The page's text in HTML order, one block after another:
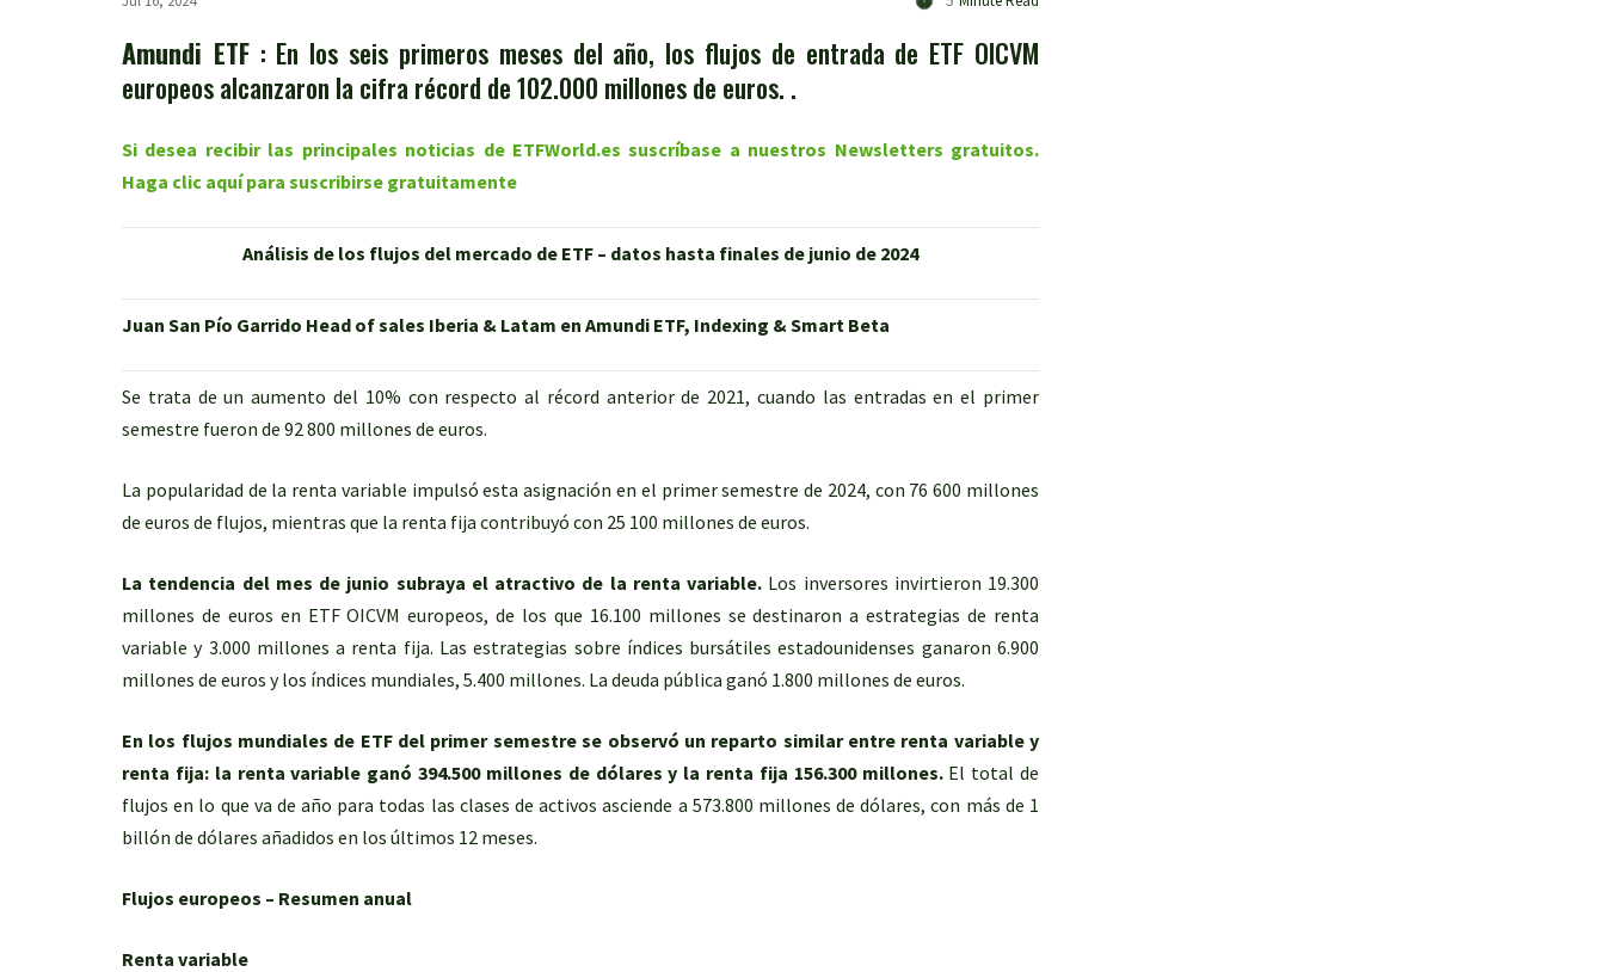
Amundi ETF: En los seis primeros meses del año, los flujos de entrada de ETF OICVM
europeos alcanzaron la cifra récord de 102.000 millones de euros. .
Si desea recibir las principales noticias de ETFWorld.es suscríbase a nuestros Newsletters gratuitos.
Haga clic aquí para suscribirse gratuitamente
Análisis de los flujos del mercado de ETF – datos hasta finales de junio de 2024
Juan San Pío Garrido Head of sales Iberia & Latam en Amundi ETF, Indexing & Smart Beta
Se trata de un aumento del 10% con respecto al récord anterior de 2021, cuando las entradas en el primer
semestre fueron de 92 800 millones de euros.
La popularidad de la renta variable impulsó esta asignación en el primer semestre de 2024, con 76 600 millones
de euros de flujos, mientras que la renta fija contribuyó con 25 100 millones de euros.
La tendencia del mes de junio subraya el atractivo de la renta variable. Los inversores invirtieron 19.300
millones de euros en ETF OICVM europeos, de los que 16.100 millones se destinaron a estrategias de renta
variable y 3.000 millones a renta fija. Las estrategias sobre índices bursátiles estadounidenses ganaron 6.900
millones de euros y los índices mundiales, 5.400 millones. La deuda pública ganó 1.800 millones de euros.
En los flujos mundiales de ETF del primer semestre se observó un reparto similar entre renta variable y
renta fija: la renta variable ganó 394.500 millones de dólares y la renta fija 156.300 millones.El total de
flujos en lo que va de año para todas las clases de activos asciende a 573.800 millones de dólares, con más de 1
billón de dólares añadidos en los últimos 12 meses.
Flujos europeos – Resumen anual
Renta variable